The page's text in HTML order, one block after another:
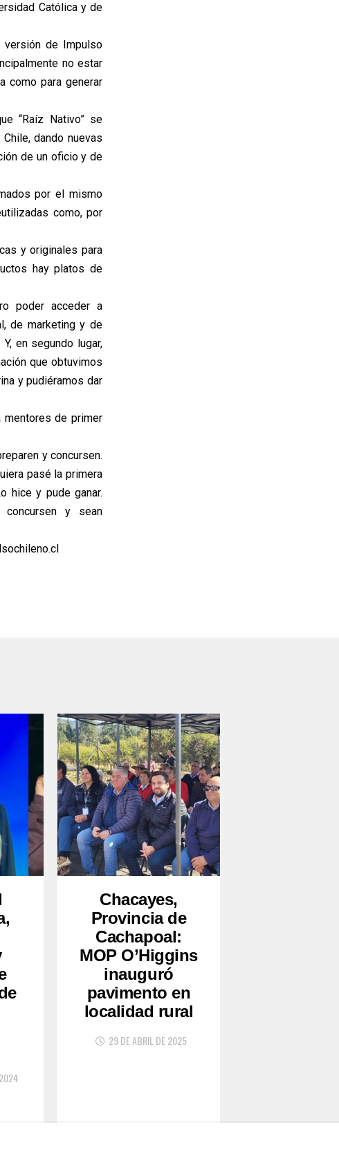
Católica y de
versión de Impulso
no estar
como para generar
“Raíz Nativo” se
dando nuevas
de un oficio y de
por el mismo
como, por
y originales para
hay platos de
poder acceder a
de marketing y de
en segundo lugar,
que obtuvimos
y pudiéramos dar
mentores de primer
y concursen.
pasé la primera
hice y pude ganar.
y sean
Chacayes,
Provincia de
Cachapoal:
MOP O’Higgins
inauguró
pavimento en
localidad rural
29 DE ABRIL DE 2025